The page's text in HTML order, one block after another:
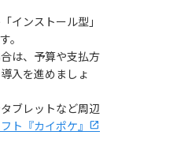
インストール型」
。
は、予算や支払方
入を進めましょ
ブレットなど周辺
ト『カイポケ』